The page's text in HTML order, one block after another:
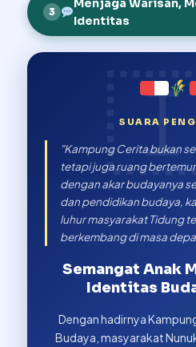
3
Menjaga Warisan,
Identitas
SUARA
"Kampung Cerita bukan
tetapi juga ruang
dengan akar budayanya
dan pendidikan budaya,
luhur masyarakat Tidung
berkembang di masa
Semangat Anak
Identitas
Dengan hadirnya
Budaya, masyarakat